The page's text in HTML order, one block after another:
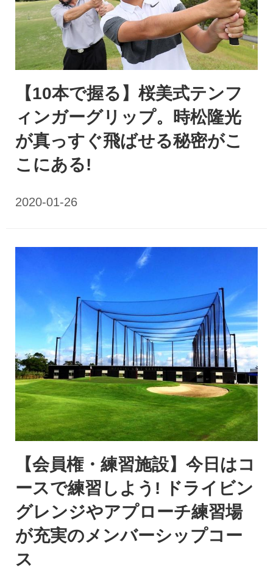
【10本で握る】桜美式テンフ
ィンガーグリップ。時松隆光
が真っすぐ飛ばせる秘密がこ
こにある!
【会員権・練習施設】今日はコ
ースで練習しよう! ドライビン
グレンジやアプローチ練習場
が充実のメンバーシップコー
ス